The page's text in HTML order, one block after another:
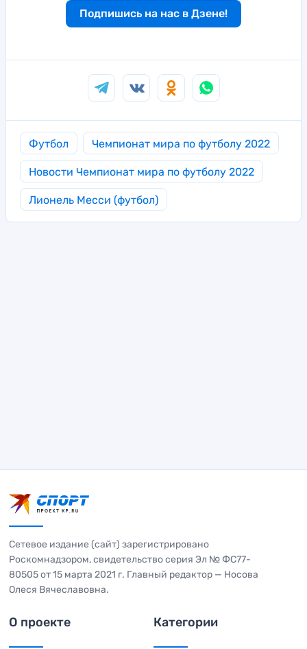
Подпишись на нас в Дзене!
Футбол Чемпионат мира по футболу 2022
Новости Чемпионат мира по футболу 2022
Лионель Месси (футбол)
Сетевое издание (сайт) зарегистрировано
Роскомнадзором, свидетельство серия Эл № ФС77-
80505 от 15 марта 2021 г. Главный редактор — Носова
Олеся Вячеславовна.
О проекте Категории